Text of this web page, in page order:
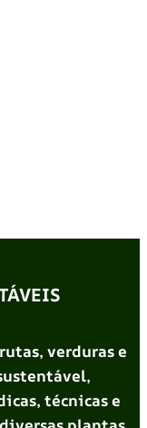
verduras e
técnicas e